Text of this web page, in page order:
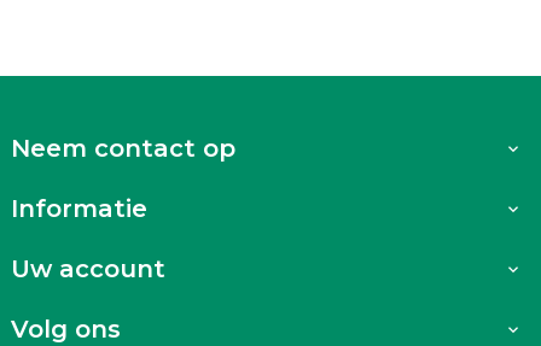
Neem contact op 
Informatie 
Uw account 
Volg ons 